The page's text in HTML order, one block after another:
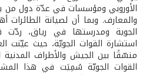
الأوروبي ومؤسسات في عدّة دول من
والمعارف. وبما أن لصيانة الطائرات
الجوية ومدرستها في رياق، ردّت
استشارة القوات الجويّة، حيث عيّنت
منسّقًا بين الجيش والأطراف